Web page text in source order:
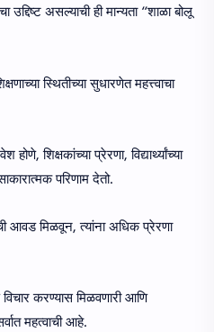
उद्दिष्ट असल्याची ही मान्यता “शाळा बोलू
स्थितीच्या सुधारणेत महत्त्वाचा
होणे, शिक्षकांच्या प्रेरणा, विद्यार्थ्यांच्या
परिणाम देतो.
आवड मिळवून, त्यांना अधिक प्रेरणा
विचार करण्यास मिळवणारी आणि
महत्वाची आहे.